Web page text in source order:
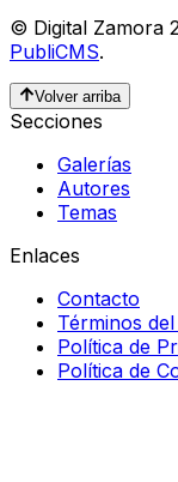
© Digital Zamora
PubliCMS.
Volver arriba
Secciones
Galerías
Autores
Temas
Enlaces
Contacto
Términos
Política de
Política de